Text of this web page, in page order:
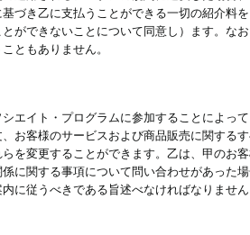
づき乙に支払うことができる一切の紹介料
ができないことについて同意し）ます。な
ともありません。
エイト・プログラムに参加することによっ
お客様のサービスおよび商品販売に関する
を変更することができます。乙は、甲のお
に関する事項について問い合わせがあった
に従うべきである旨述べなければなりませ